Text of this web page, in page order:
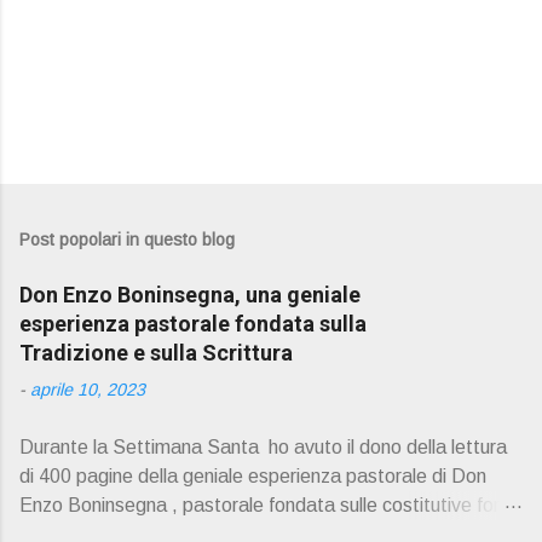
Post popolari in questo blog
Don Enzo Boninsegna, una geniale
esperienza pastorale fondata sulla
Tradizione e sulla Scrittura
- aprile 10, 2023
Durante la Settimana Santa ho avuto il dono della lettura
di 400 pagine della geniale esperienza pastorale di Don
Enzo Boninsegna , pastorale fondata sulle costitutive fon ti